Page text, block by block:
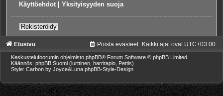
Käyttöehdot| Yksityisyyden suoja
Rekisteröidy
Etusivu Kaikki ajat ovat UTC+03:00
Poista evästeet
Keskustelufoorumin ohjelmisto phpBB® Forum Software © phpBB Limited
Käännös: phpBB Suomi (lurttinen, harritapio, Pettis)
Style: Carbon by Joyce&Luna phpBB-Style-Design